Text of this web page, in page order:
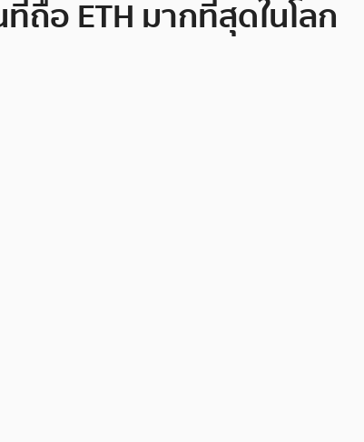
ถือ ETH มากที่สุดในโลก